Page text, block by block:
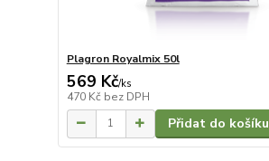
Plagron Royalmix 50l
569 Kč/ks
470 Kč bez DPH
Přidat do košíku